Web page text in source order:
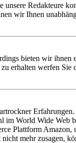
unsere Redakteure
wir Ihnen
bieten wir ihnen
erhalten werfen Sie
im World Wide Web
Plattform Amazon,
mehr zusagen,